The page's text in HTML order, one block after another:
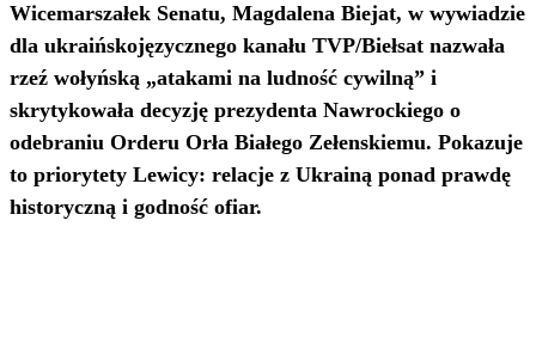
Wicemarszałek Senatu, Magdalena Biejat, w wywiadzie
dla ukraińskojęzycznego kanału TVP/Biełsat nazwała
rzeź wołyńską „atakami na ludność cywilną” i
skrytykowała decyzję prezydenta Nawrockiego o
odebraniu Orderu Orła Białego Zełenskiemu. Pokazuje
to priorytety Lewicy: relacje z Ukrainą ponad prawdę
historyczną i godność ofiar.